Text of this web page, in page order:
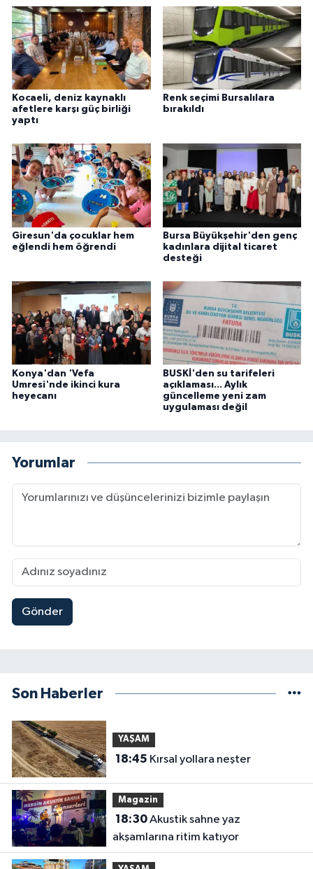
Kocaeli, deniz kaynaklı
afetlere karşı güç birliği
yaptı
Renk seçimi Bursalılara
bırakıldı
Giresun'da çocuklar hem
eğlendi hem öğrendi
Bursa Büyükşehir'den genç
kadınlara dijital ticaret
desteği
Konya'dan 'Vefa
Umresi'nde ikinci kura
heyecanı
BUSKİ'den su tarifeleri
açıklaması... Aylık
güncelleme yeni zam
uygulaması değil
Yorumlar
Gönder
Son Haberler
YAŞAM
18:45 Kırsal yollara neşter
Magazin
18:30Akustik sahne yaz
akşamlarına ritim katıyor